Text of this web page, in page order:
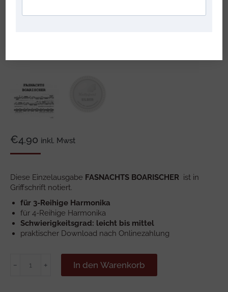
€4.90 inkl. Mwst
Diese Einzelausgabe FASNACHTS BOARISCHER ist in
Griffschrift notiert.
für 3-Reihige Harmonika
für 4-Reihige Harmonika
Schwierigkeitsgrad: leicht bis mittel
praktischer Download nach Onlinezahlung
BOARISCHER
﹣ ﹢ In den Warenkorb